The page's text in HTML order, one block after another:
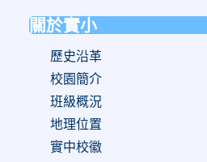
關於實小
歷史沿革
校園簡介
班級概況
地理位置
實中校徽